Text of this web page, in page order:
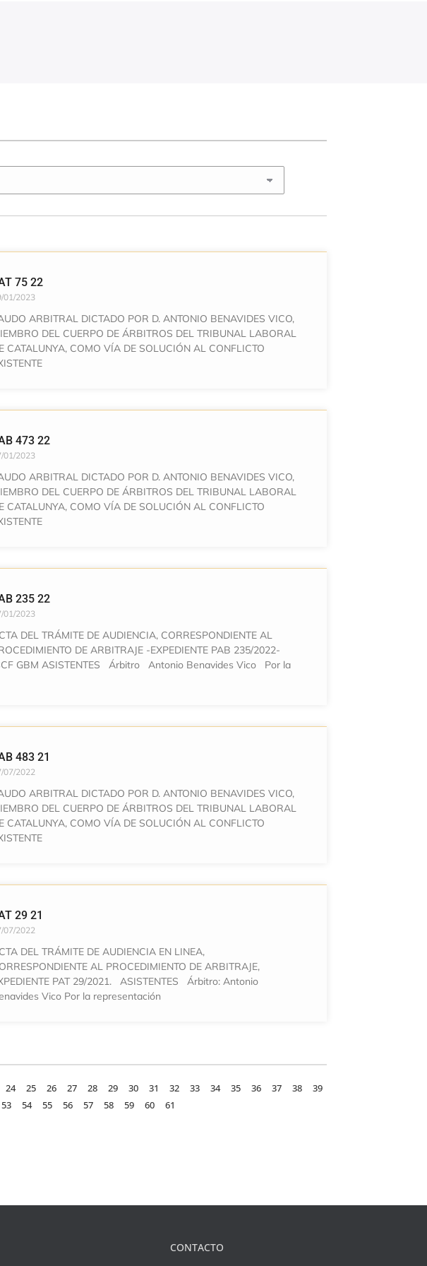
75 22
01/2023
ARBITRAL DICTADO POR D. ANTONIO BENAVIDES VICO,
DEL CUERPO DE ÁRBITROS DEL TRIBUNAL LABORAL
CATALUNYA, COMO VÍA DE SOLUCIÓN AL CONFLICTO
473 22
01/2023
ARBITRAL DICTADO POR D. ANTONIO BENAVIDES VICO,
DEL CUERPO DE ÁRBITROS DEL TRIBUNAL LABORAL
CATALUNYA, COMO VÍA DE SOLUCIÓN AL CONFLICTO
235 22
01/2023
DEL TRÁMITE DE AUDIENCIA, CORRESPONDIENTE AL
DE ARBITRAJE -EXPEDIENTE PAB 235/2022-
GBM ASISTENTES Árbitro Antonio Benavides Vico Por la
483 21
07/2022
ARBITRAL DICTADO POR D. ANTONIO BENAVIDES VICO,
DEL CUERPO DE ÁRBITROS DEL TRIBUNAL LABORAL
CATALUNYA, COMO VÍA DE SOLUCIÓN AL CONFLICTO
29 21
07/2022
DEL TRÁMITE DE AUDIENCIA EN LINEA,
AL PROCEDIMIENTO DE ARBITRAJE,
PAT 29/2021. ASISTENTES Árbitro: Antonio
Vico Por la representación
24 25 26 27 28 29 30 31 32 33 34 35 36 37 38
39
53 54 55 56 57 58 59 60 61
CONTACTO